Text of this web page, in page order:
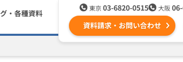
・各種資料
資料請求・お問い合わせ
東京 03-6820-0515 大阪
い